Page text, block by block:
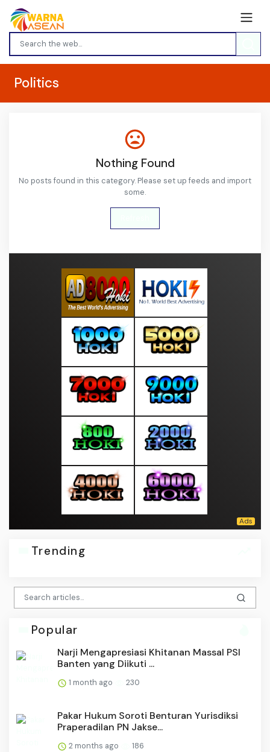
Politics
Nothing Found
No posts found in this category. Please set up feeds and import
some.
Trending
Popular
Narji Mengapresiasi Khitanan Massal PSI
Banten yang Diikuti ...
1 month ago 230
Pakar Hukum Soroti Benturan Yurisdiksi
Praperadilan PN Jakse...
2 months ago 186